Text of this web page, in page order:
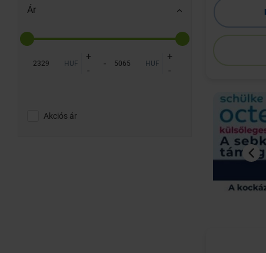
Ár
HUF
+
-
- HUF
+
-
Akciós ár